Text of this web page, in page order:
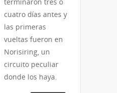
cuatro días antes y
las primeras
vueltas fueron en
Norisiring, un
circuito peculiar
donde los haya.